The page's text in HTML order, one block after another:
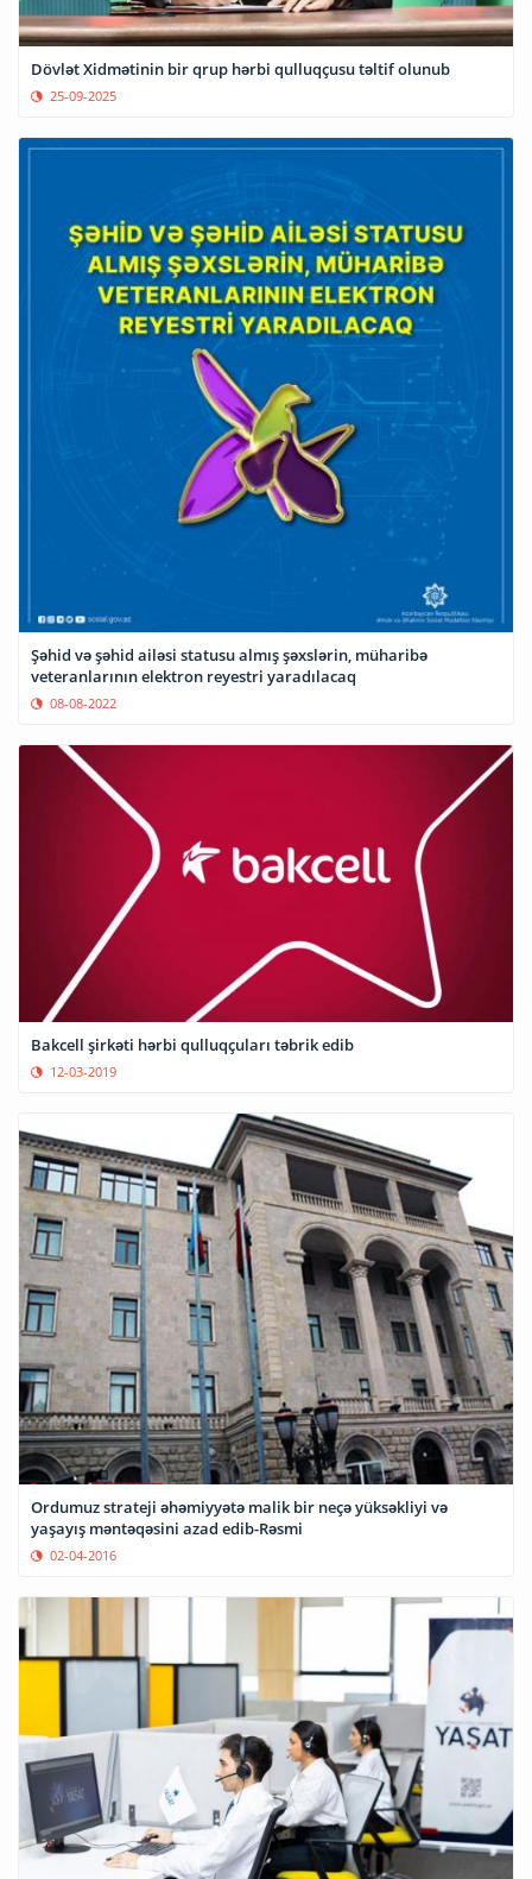
Dövlət Xidmətinin bir qrup hərbi qulluqçusu təltif olunub
25-09-2025
Şəhid və şəhid ailəsi statusu almış şəxslərin, müharibə
08-08-2022
Bakcell şirkəti hərbi qulluqçuları təbrik edib
12-03-2019
Ordumuz strateji əhəmiyyətə malik bir neçə yüksəkliyi və
yaşayış məntəqəsini azad edib-Rəsmi
02-04-2016